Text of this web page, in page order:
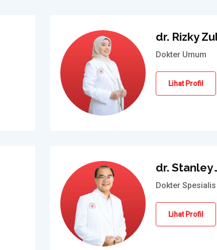
dr. Rizky
Dokter Umum
Lihat Profil
dr. Stanley
Dokter
Lihat Profil